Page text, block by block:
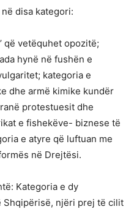
disa kategori:
që vetëquhet opozitë;
hynë në fushën e
kategoria e
dhe armë kimike kundër
protestuesit dhe
e fishekëve- biznese të
e atyre që luftuan me
në Drejtësi.
Kategoria e dy
Shqipërisë, njëri prej të cilit